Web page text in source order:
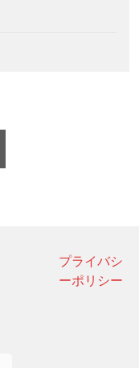
プライバシ
ーポリシー